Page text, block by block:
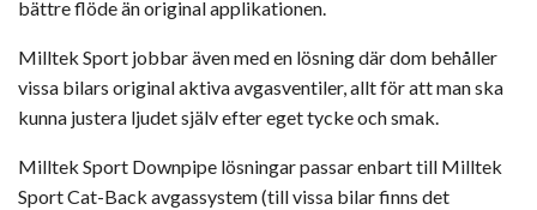
bättre flöde än original applikationen.
Milltek Sport jobbar även med en lösning där dom behåller
vissa bilars original aktiva avgasventiler, allt för att man ska
kunna justera ljudet själv efter eget tycke och smak.
Milltek Sport Downpipe lösningar passar enbart till Milltek
Sport Cat-Back avgassystem (till vissa bilar finns det